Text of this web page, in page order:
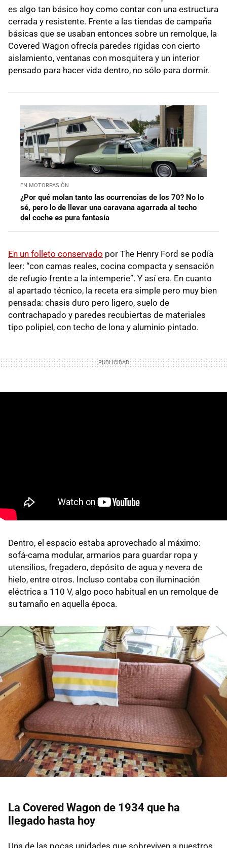
es algo tan básico hoy como contar con una estructura
cerrada y resistente. Frente a las tiendas de campaña
básicas que se usaban entonces sobre un remolque, la
Covered Wagon ofrecía paredes rígidas con cierto
aislamiento, ventanas con mosquitera y un interior
pensado para hacer vida dentro, no sólo para dormir.
EN MOTORPASIÓN
¿Por qué molan tanto las ocurrencias de los 70? No lo
sé, pero lo de llevar una caravana agarrada al techo
del coche es pura fantasía
En un folleto conservado por The Henry Ford se podía
leer: “con camas reales, cocina compacta y sensación
de refugio frente a la intemperie”. Y así era. En cuanto
al apartado técnico, la receta era simple pero muy bien
pensada: chasis duro pero ligero, suelo de
contrachapado y paredes recubiertas de materiales
tipo polipiel, con techo de lona y aluminio pintado.
Dentro, el espacio estaba aprovechado al máximo:
sofá-cama modular, armarios para guardar ropa y
utensilios, fregadero, depósito de agua y nevera de
hielo, entre otros. Incluso contaba con iluminación
eléctrica a 110 V, algo poco habitual en un remolque de
su tamaño en aquella época.
La Covered Wagon de 1934 que ha
llegado hasta hoy
Una de las pocas unidades que sobreviven a nuestros